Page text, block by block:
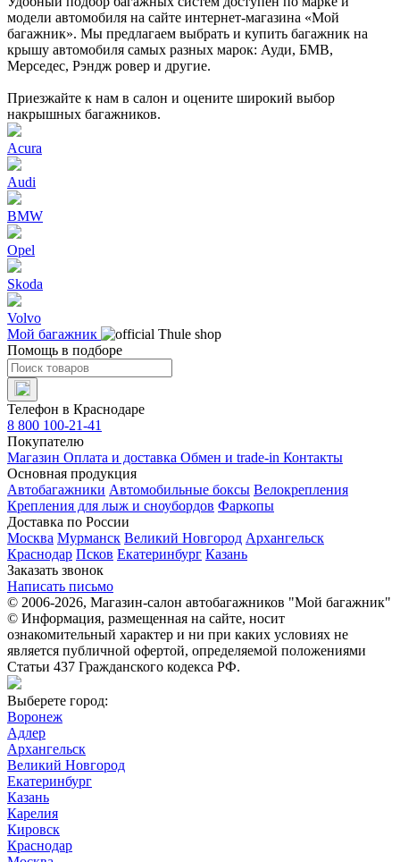
модели автомобиля на сайте интернет-магазина «Мой
багажник». Мы предлагаем выбрать и купить багажник на
крышу автомобиля самых разных марок: Ауди, БМВ,
Мерседес, Рэндж ровер и другие.
Приезжайте к нам в салон и оцените широкий выбор
накрышных багажников.
Acura
Audi
BMW
Opel
Skoda
Volvo
Мой багажник
Помощь в подборе
Телефон в Краснодаре
8 800 100-21-41
Покупателю
Магазин Оплата и доставка Обмен и trade-in Контакты
Основная продукция
Автобагажники Автомобильные боксы Велокрепления
Крепления для лыж и сноубордов Фаркопы
Доставка по России
Москва Мурманск Великий Новгород Архангельск
Краснодар Псков Екатеринбург Казань
Заказать звонок
Написать письмо
© 2006-2026, Магазин-салон автобагажников "Мой багажник"
© Информация, размещенная на сайте, носит
ознакомительный характер и ни при каких условиях не
является публичной офертой, определяемой положениями
Статьи 437 Гражданского кодекса РФ.
Выберете город:
Воронеж
Адлер
Архангельск
Великий Новгород
Екатеринбург
Казань
Карелия
Кировск
Краснодар